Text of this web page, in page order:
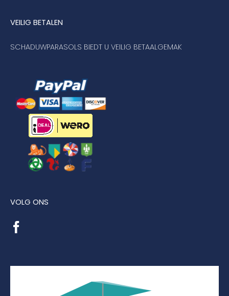
VEILIG BETALEN
SCHADUWPARASOLS BIEDT U VEILIG BETAALGEMAK
VOLG ONS